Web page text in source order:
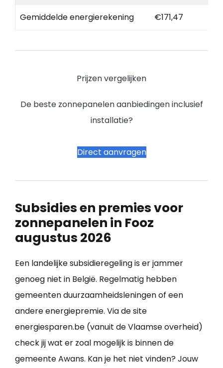
Gemiddelde energierekening €171,47
Prijzen vergelijken
De beste zonnepanelen aanbiedingen inclusief
installatie?
Direct aanvragen
Subsidies en premies voor
zonnepanelen in Fooz
augustus 2026
Een landelijke subsidieregeling is er jammer
genoeg niet in België. Regelmatig hebben
gemeenten duurzaamheidsleningen of een
andere energiepremie. Via de site
energiesparen.be (vanuit de Vlaamse overheid)
check jij wat er zoal mogelijk is binnen de
gemeente Awans. Kan je het niet vinden? Jouw